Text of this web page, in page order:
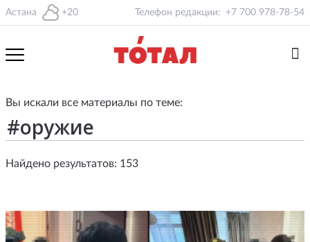
Астана +20 Телефон редакции: +7 700 978-78-54
Вы искали все материалы по теме:
Найдено результатов: 153